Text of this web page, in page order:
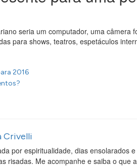
seria um computador, uma câmera
para shows, teatros, espetáculos
2016
Crivelli
por espiritualidade, dias ensolarados
risadas. Me acompanhe e saiba o que